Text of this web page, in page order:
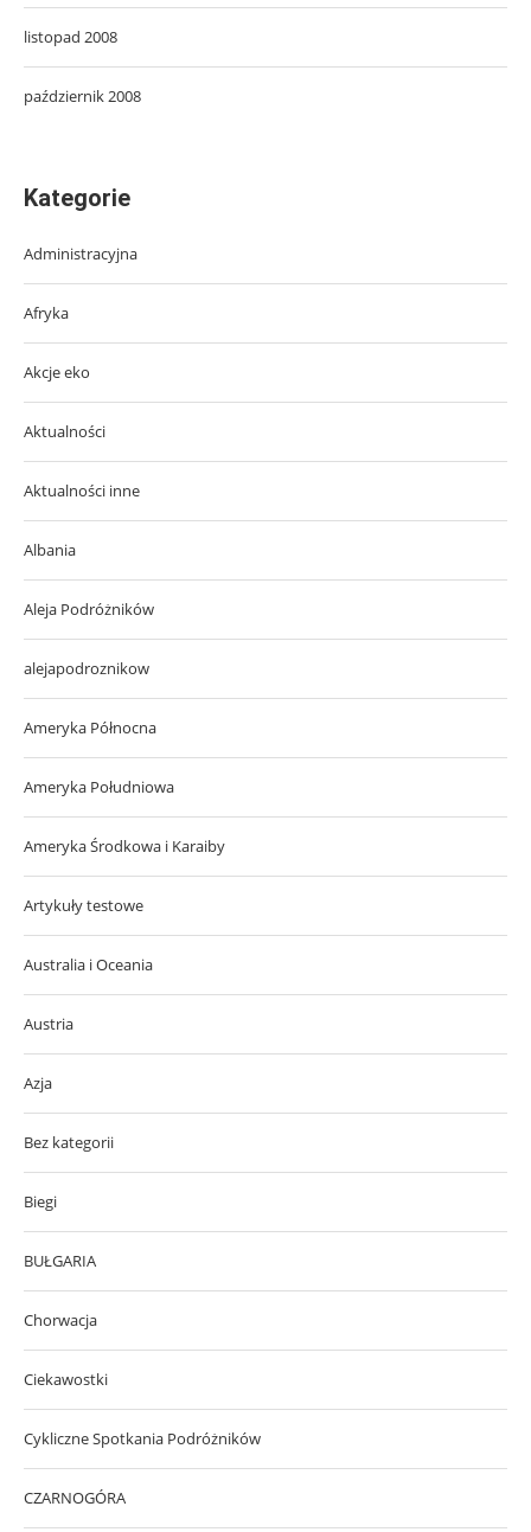
listopad 2008
październik 2008
Kategorie
Administracyjna
Afryka
Akcje eko
Aktualności
Aktualności inne
Albania
Aleja Podróżników
alejapodroznikow
Ameryka Północna
Ameryka Południowa
Ameryka Środkowa i Karaiby
Artykuły testowe
Australia i Oceania
Austria
Azja
Bez kategorii
Biegi
BUŁGARIA
Chorwacja
Ciekawostki
Cykliczne Spotkania Podróżników
CZARNOGÓRA